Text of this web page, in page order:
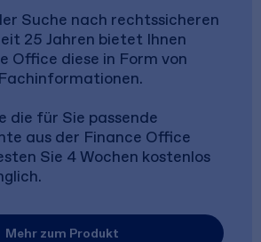
Suche nach rechtssicheren
25 Jahren bietet Ihnen
Office diese in Form von
die für Sie passende
aus der Finance Office
Sie 4 Wochen kostenlos
Mehr zum Produkt